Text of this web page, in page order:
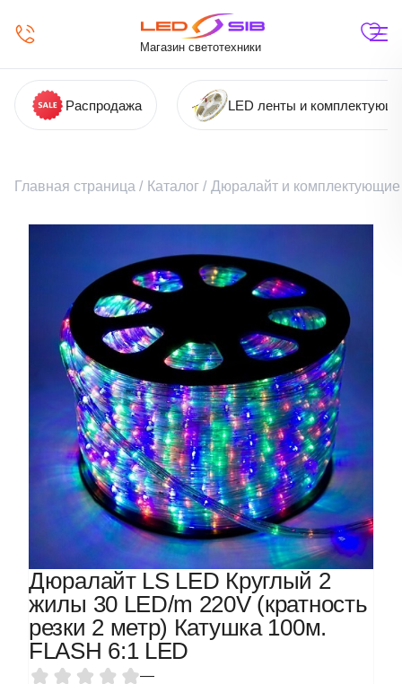
Магазин светотехники
Распродажа LED ленты и
Главная страница / Каталог / Дюралайт и комплектующие
Дюралайт LS LED Круглый 2
жилы 30 LED/m 220V (кратность
резки 2 метр) Катушка 100м.
FLASH 6:1 LED
—